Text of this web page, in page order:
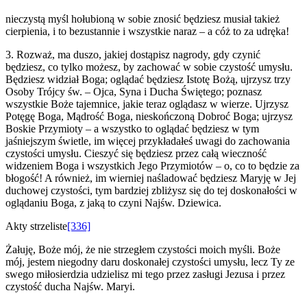
nieczystą myśl hołubioną w sobie znosić będziesz musiał takież
cierpienia, i to bezustannie i wszystkie naraz – a cóż to za udręka!
3. Rozważ, ma duszo, jakiej dostąpisz nagrody, gdy czynić
będziesz, co tylko możesz, by zachować w sobie czystość umysłu.
Będziesz widział Boga; oglądać będziesz Istotę Bożą, ujrzysz trzy
Osoby Trójcy św. – Ojca, Syna i Ducha Świętego; poznasz
wszystkie Boże tajemnice, jakie teraz oglądasz w wierze. Ujrzysz
Potęgę Boga, Mądrość Boga, nieskończoną Dobroć Boga; ujrzysz
Boskie Przymioty – a wszystko to oglądać będziesz w tym
jaśniejszym świetle, im więcej przykładałeś uwagi do zachowania
czystości umysłu. Cieszyć się będziesz przez całą wieczność
widzeniem Boga i wszystkich Jego Przymiotów – o, co to będzie za
błogość! A również, im wierniej naśladować będziesz Maryję w Jej
duchowej czystości, tym bardziej zbliżysz się do tej doskonałości w
oglądaniu Boga, z jaką to czyni Najśw. Dziewica.
Akty strzeliste[336]
Żałuję, Boże mój, że nie strzegłem czystości moich myśli. Boże
mój, jestem niegodny daru doskonałej czystości umysłu, lecz Ty ze
swego miłosierdzia udzielisz mi tego przez zasługi Jezusa i przez
czystość ducha Najśw. Maryi.